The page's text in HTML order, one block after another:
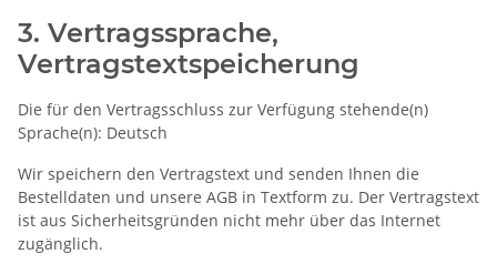
3. Vertragssprache,
Vertragstextspeicherung
Die für den Vertragsschluss zur Verfügung stehende(n)
Sprache(n): Deutsch
Wir speichern den Vertragstext und senden Ihnen die
Bestelldaten und unsere AGB in Textform zu. Der Vertragstext
ist aus Sicherheitsgründen nicht mehr über das Internet
zugänglich.